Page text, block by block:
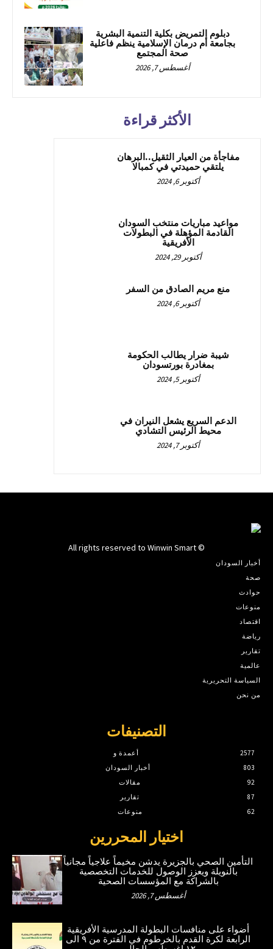
دبلوم التمريض بكلية التنمية البشرية
بجامعة أم درمان الإسلامية ينظم فاعلية
صحة المجتمع
أغسطس 7, 2026
الأكثر قراءة
مفاجأة من العيار الثقيل..البرهان
يلتقي حميدتي في كمبالا
أكتوبر 6, 2024
مواعيد مباريات منتخب السودان
القادمة المؤهلة في البطولات
الأفريقية
أكتوبر 29, 2024
منع مريم الصادق من السفر
أكتوبر 6, 2024
شيبة ضرار يطالب الحكومة
بمغادرة بورتسودان
أكتوبر 5, 2024
الدعم السريع يشعل النيران في
محيط الرئيس التشادي
أكتوبر 7, 2024
© All rights reserved to Winwin Smart
أخبار السودان
صحة
حوادث
منوعات
اقتصاد
رياضة
تقارير
عالمية
السياسة التحريرية
من نحن
التصنيفات
أعمدة و
2577
أخبار السودان
803
مقالات
92
تقارير
87
منوعات
62
اختيار المحررين
التأمين الصحي بالجزيرة يدشن مخيماً علاجياً مجانياً
بالنويلة ويعزز الوصول للخدمات التخصصية
بالشراكة مع المؤسسات الصحية
أغسطس 7, 2026
أضواء على منافسات البطولة المدرسية الأفريقية
الرابعة لكرة القدم بالخرطوم في الفترة من ٩ الى